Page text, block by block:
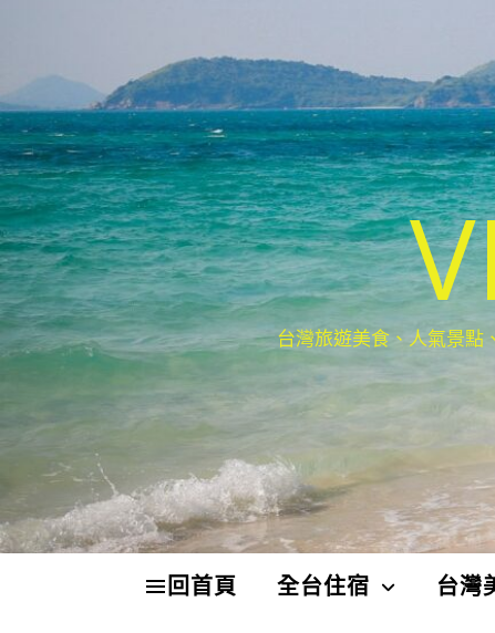
台灣旅遊美食、人氣景
回首頁 全台住宿 台灣